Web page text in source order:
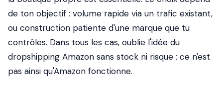
de ton objectif : volume rapide via un trafic existant,
ou construction patiente d'une marque que tu
contrôles. Dans tous les cas, oublie l'idée du
dropshipping Amazon sans stock ni risque : ce n'est
pas ainsi qu'Amazon fonctionne.